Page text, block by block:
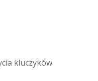
cia kluczyków